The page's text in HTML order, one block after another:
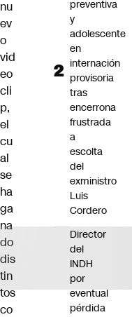
nu
ev
o
vid
eo
cli
p,
el
cu
al
se
ha
ga
na
do
dis
tin
tos
co
preventiva
y
adolescente
en
internación
provisoria
tras
encerrona
frustrada
a
escolta
del
exministro
Luis
Cordero
Director
del
INDH
por
eventual
pérdida